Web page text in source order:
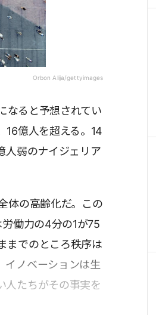
Orbon Alija/gettyimages
なると予想されてい
16億人を超える。14
人弱のナイジェリア
体の高齢化だ。この
働力の4分の1が75
までのところ秩序は
イノベーションは生
人たちがその事実を